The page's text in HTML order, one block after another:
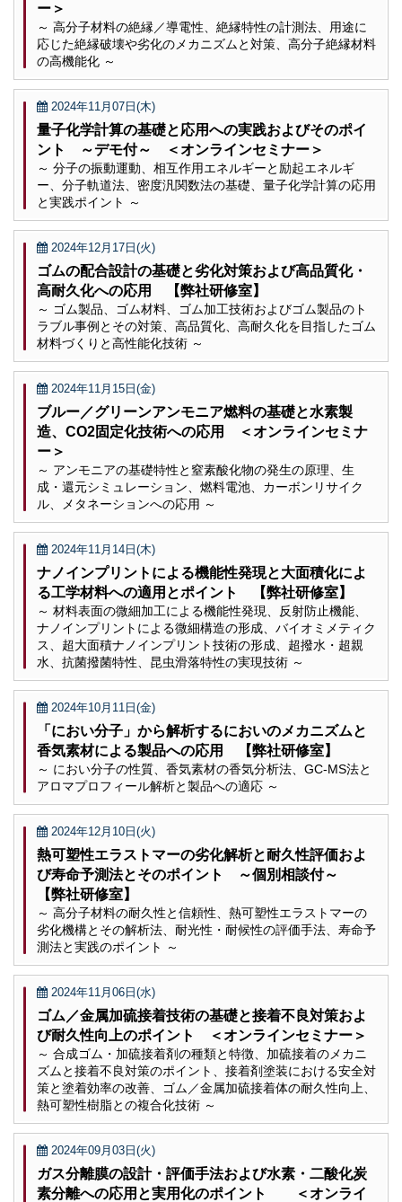
ー＞
～ 高分子材料の絶縁／導電性、絶縁特性の計測法、用途に
応じた絶縁破壊や劣化のメカニズムと対策、高分子絶縁材料
の高機能化 ～
2024年11月07日(木)
量子化学計算の基礎と応用への実践およびそのポイ
ント ～デモ付～ ＜オンラインセミナー＞
～ 分子の振動運動、相互作用エネルギーと励起エネルギ
ー、分子軌道法、密度汎関数法の基礎、量子化学計算の応用
と実践ポイント ～
2024年12月17日(火)
ゴムの配合設計の基礎と劣化対策および高品質化・
高耐久化への応用 【弊社研修室】
～ ゴム製品、ゴム材料、ゴム加工技術およびゴム製品のト
ラブル事例とその対策、高品質化、高耐久化を目指したゴム
材料づくりと高性能化技術 ～
2024年11月15日(金)
ブルー／グリーンアンモニア燃料の基礎と水素製
造、CO2固定化技術への応用 ＜オンラインセミナ
ー＞
～ アンモニアの基礎特性と窒素酸化物の発生の原理、生
成・還元シミュレーション、燃料電池、カーボンリサイク
ル、メタネーションへの応用 ～
2024年11月14日(木)
ナノインプリントによる機能性発現と大面積化によ
る工学材料への適用とポイント 【弊社研修室】
～ 材料表面の微細加工による機能性発現、反射防止機能、
ナノインプリントによる微細構造の形成、バイオミメティク
ス、超大面積ナノインプリント技術の形成、超撥水・超親
水、抗菌撥菌特性、昆虫滑落特性の実現技術 ～
2024年10月11日(金)
「におい分子」から解析するにおいのメカニズムと
香気素材による製品への応用 【弊社研修室】
～ におい分子の性質、香気素材の香気分析法、GC-MS法と
アロマプロフィール解析と製品への適応 ～
2024年12月10日(火)
熱可塑性エラストマーの劣化解析と耐久性評価およ
び寿命予測法とそのポイント ～個別相談付～
【弊社研修室】
～ 高分子材料の耐久性と信頼性、熱可塑性エラストマーの
劣化機構とその解析法、耐光性・耐候性の評価手法、寿命予
測法と実践のポイント ～
2024年11月06日(水)
ゴム／金属加硫接着技術の基礎と接着不良対策およ
び耐久性向上のポイント ＜オンラインセミナー＞
～ 合成ゴム・加硫接着剤の種類と特徴、加硫接着のメカニ
ズムと接着不良対策のポイント、接着剤塗装における安全対
策と塗着効率の改善、ゴム／金属加硫接着体の耐久性向上、
熱可塑性樹脂との複合化技術 ～
2024年09月03日(火)
ガス分離膜の設計・評価手法および水素・二酸化炭
素分離への応用と実用化のポイント ＜オンライ